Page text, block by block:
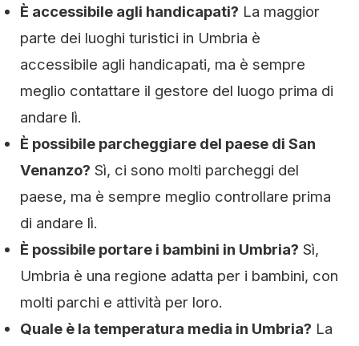
È accessibile agli handicapati? La maggior
parte dei luoghi turistici in Umbria è
accessibile agli handicapati, ma è sempre
meglio contattare il gestore del luogo prima di
andare lì.
È possibile parcheggiare del paese di San
Venanzo? Sì, ci sono molti parcheggi del
paese, ma è sempre meglio controllare prima
di andare lì.
È possibile portare i bambini in Umbria? Sì,
Umbria è una regione adatta per i bambini, con
molti parchi e attività per loro.
Quale è la temperatura media in Umbria? La